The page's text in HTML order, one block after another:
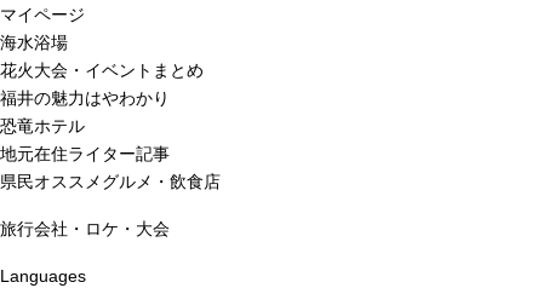
マイページ
海水浴場
花火大会・イベントまとめ
福井の魅力はやわかり
恐竜ホテル
地元在住ライター記事
県民オススメグルメ・飲食店
旅行会社・ロケ・大会
Languages